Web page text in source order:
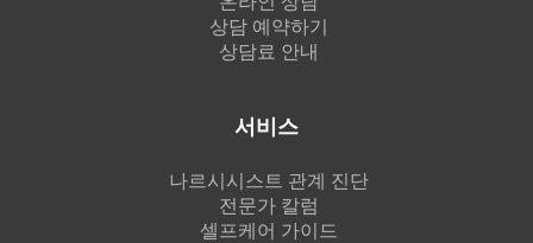
상담 예약하기
상담료 안내
서비스
나르시시스트 관계 진단
전문가 칼럼
셀프케어 가이드